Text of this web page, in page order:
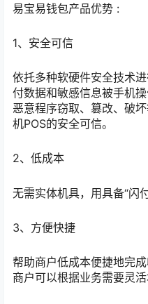
易宝易钱包产品优势 :
1、安全可信
依托多种软硬件安全技术
付数据和敏感信息被手机
恶意程序窃取、篡改、破
机POS的安全可信。
2、低成本
无需实体机具，用具备“闪
3、方便快捷
帮助商户低成本便捷地完
商户可以根据业务需要灵活